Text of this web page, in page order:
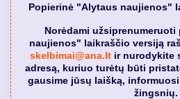
Popierinė "Alytaus naujienos"
Norėdami
naujienos" laikraščio versiją
skelbimai@ana.ltir nurodykite
adresą, kuriuo turėtų būti
gausime jūsų laišką,
žingsnių.